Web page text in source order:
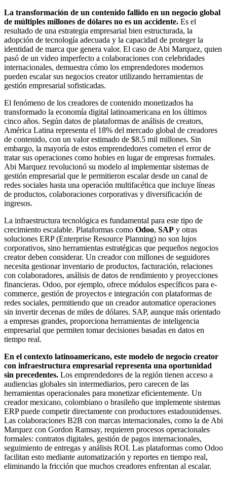
La transformación de un contenido fallido en un negocio global
de múltiples millones de dólares no es un accidente. Es el
resultado de una estrategia empresarial bien estructurada, la
adopción de tecnología adecuada y la capacidad de proteger la
identidad de marca que genera valor. El caso de Abi Marquez, quien
pasó de un video imperfecto a colaboraciones con celebridades
internacionales, demuestra cómo los emprendedores modernos
pueden escalar sus negocios creator utilizando herramientas de
gestión empresarial sofisticadas.
El fenómeno de los creadores de contenido monetizados ha
transformado la economía digital latinoamericana en los últimos
cinco años. Según datos de plataformas de análisis de creators,
América Latina representa el 18% del mercado global de creadores
de contenido, con un valor estimado de $8.5 mil millones. Sin
embargo, la mayoría de estos emprendedores cometen el error de
tratar sus operaciones como hobies en lugar de empresas formales.
Abi Marquez revolucionó su modelo al implementar sistemas de
gestión empresarial que le permitieron escalar desde un canal de
redes sociales hasta una operación multifacética que incluye líneas
de productos, colaboraciones corporativas y diversificación de
ingresos.
La infraestructura tecnológica es fundamental para este tipo de
crecimiento escalable. Plataformas como Odoo, SAP y otras
soluciones ERP (Enterprise Resource Planning) no son lujos
corporativos, sino herramientas estratégicas que pequeños negocios
creator deben considerar. Un creador con millones de seguidores
necesita gestionar inventario de productos, facturación, relaciones
con colaboradores, análisis de datos de rendimiento y proyecciones
financieras. Odoo, por ejemplo, ofrece módulos específicos para e-
commerce, gestión de proyectos e integración con plataformas de
redes sociales, permitiendo que un creador automatice operaciones
sin invertir decenas de miles de dólares. SAP, aunque más orientado
a empresas grandes, proporciona herramientas de inteligencia
empresarial que permiten tomar decisiones basadas en datos en
tiempo real.
En el contexto latinoamericano, este modelo de negocio creator
con infraestructura empresarial representa una oportunidad
sin precedentes. Los emprendedores de la región tienen acceso a
audiencias globales sin intermediarios, pero carecen de las
herramientas operacionales para monetizar eficientemente. Un
creador mexicano, colombiano o brasileño que implemente sistemas
ERP puede competir directamente con productores estadounidenses.
Las colaboraciones B2B con marcas internacionales, como la de Abi
Marquez con Gordon Ramsay, requieren procesos operacionales
formales: contratos digitales, gestión de pagos internacionales,
seguimiento de entregas y análisis ROI. Las plataformas como Odoo
facilitan esto mediante automatización y reportes en tiempo real,
eliminando la fricción que muchos creadores enfrentan al escalar.